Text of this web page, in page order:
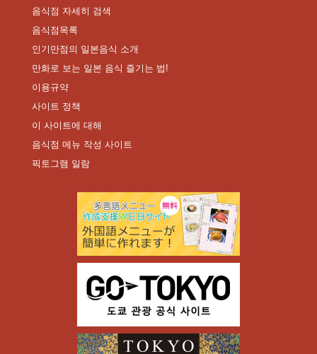
음식점 자세히 검색
음식점목록
인기만점의 일본음식 소개
만화로 보는 일본 음식 즐기는 법!
이용규약
사이트 정책
이 사이트에 대해
음식점 메뉴 작성 사이트
픽토그램 일람